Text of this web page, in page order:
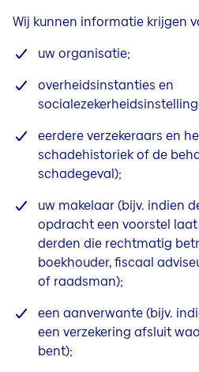
Wij kunnen informatie krijgen
uw organisatie;
overheidsinstanties en
eerdere verzekeraars en
schadehistoriek of de
schadegeval);
uw makelaar (bijv. indien
opdracht een voorstel
derden die rechtmatig
boekhouder, fiscaal
of raadsman);
een aanverwante (bijv.
een verzekering afsluit
bent);